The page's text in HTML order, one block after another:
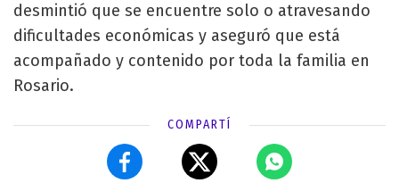
desmintió que se encuentre solo o atravesando
dificultades económicas y aseguró que está
acompañado y contenido por toda la familia en
Rosario.
COMPARTÍ